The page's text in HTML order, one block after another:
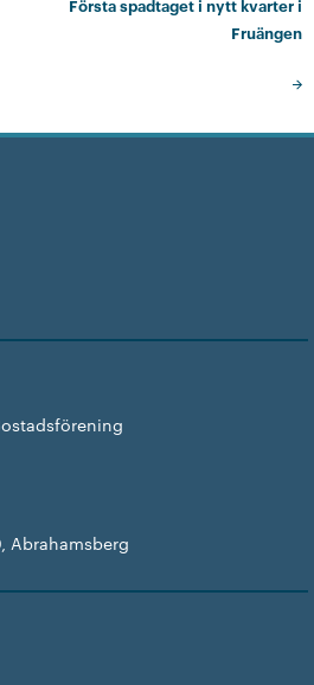
Första spadtaget i nytt kvarter i
Fruängen
Abrahamsberg